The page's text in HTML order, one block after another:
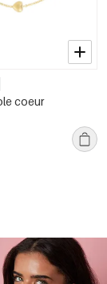
coeur